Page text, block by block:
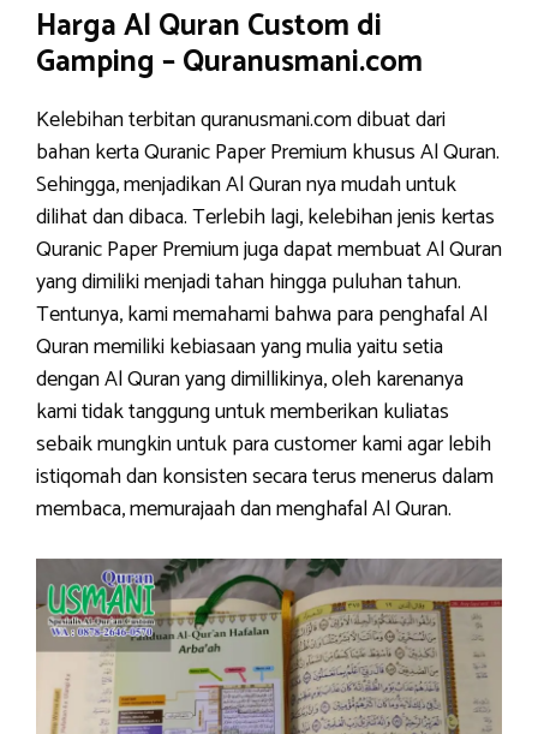
Harga Al Quran Custom di
Gamping – Quranusmani.com
Kelebihan terbitan quranusmani.com dibuat dari
bahan kerta Quranic Paper Premium khusus Al Quran.
Sehingga, menjadikan Al Quran nya mudah untuk
dilihat dan dibaca. Terlebih lagi, kelebihan jenis kertas
Quranic Paper Premium juga dapat membuat Al Quran
yang dimiliki menjadi tahan hingga puluhan tahun.
Tentunya, kami memahami bahwa para penghafal Al
Quran memiliki kebiasaan yang mulia yaitu setia
dengan Al Quran yang dimillikinya, oleh karenanya
kami tidak tanggung untuk memberikan kuliatas
sebaik mungkin untuk para customer kami agar lebih
istiqomah dan konsisten secara terus menerus dalam
membaca, memurajaah dan menghafal Al Quran.